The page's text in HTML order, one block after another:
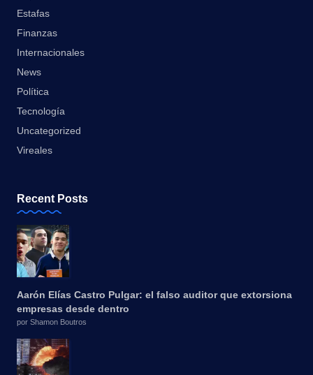
Estafas
Finanzas
Internacionales
News
Política
Tecnología
Uncategorized
Vireales
Recent Posts
Aarón Elías Castro Pulgar: el falso auditor que extorsiona
empresas desde dentro
por Shamon Boutros